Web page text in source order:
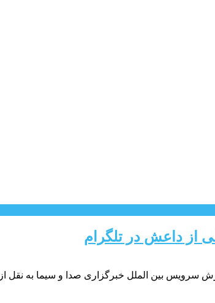
از داعش در تلگرام
سرویس بین الملل خبرگزاری صدا و سیما به نقل